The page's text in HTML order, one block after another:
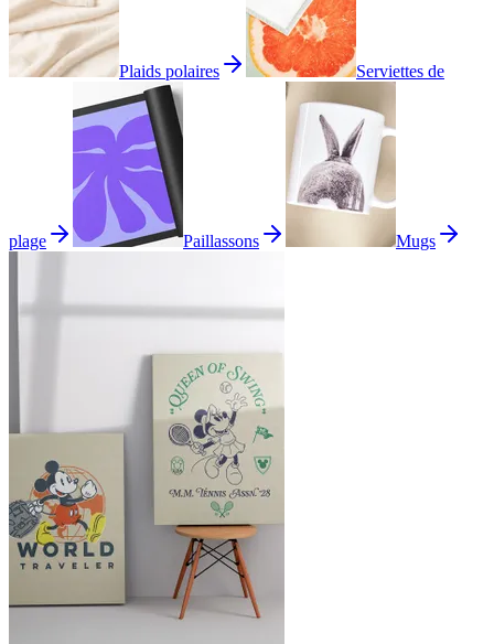
Plaids polaires Serviettes de
plage Paillassons Mugs